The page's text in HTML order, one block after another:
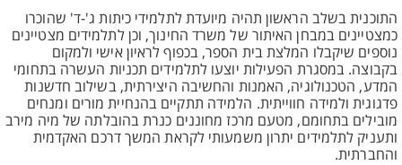
התוכנית בשלב הראשון תהיה מיועדת לתלמידי כיתות ג'-ד' שהוכרו
כמצטיינים במבחן האיתור של משרד החינוך, וכן לתלמידים מצטיינים
נוספים שיקבלו המלצת בית הספר, בכפוף לראיון אישי ולמקום
בקבוצה. במסגרת הפעילות יוצעו לתלמידים תכניות העשרה בתחומי
המדע, הטכנולוגיה, האמנות והחשיבה היצירתית, בשילוב חדשנות
פדגוגית ולמידה חווייתית. הלמידה תתקיים בהנחיית מורים ומנחים
מובילים בתחומם, מטעם מרכז מחוננים כנרת בהובלתה של מיה מירב
ותעניק לתלמידים יתרון משמעותי לקראת המשך דרכם האקדמית
והחברתית.